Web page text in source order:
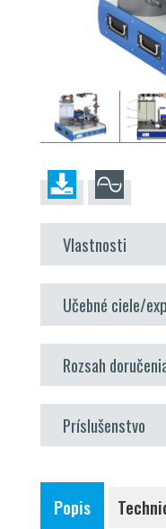
Vlastnosti
prevádzky
paralelnej
uzavretý vodný
SoftvérGUNT
súčasť stroja
Učebné ciele/
prevádzkové
jediné
sériová
záznam
Rozsah
1 experimentálna
1 softvérGUNT+ kábel
Príslušenstvo
Popis